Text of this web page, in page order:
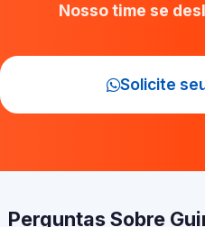
Nosso time se
Solicite
Perguntas Sobre